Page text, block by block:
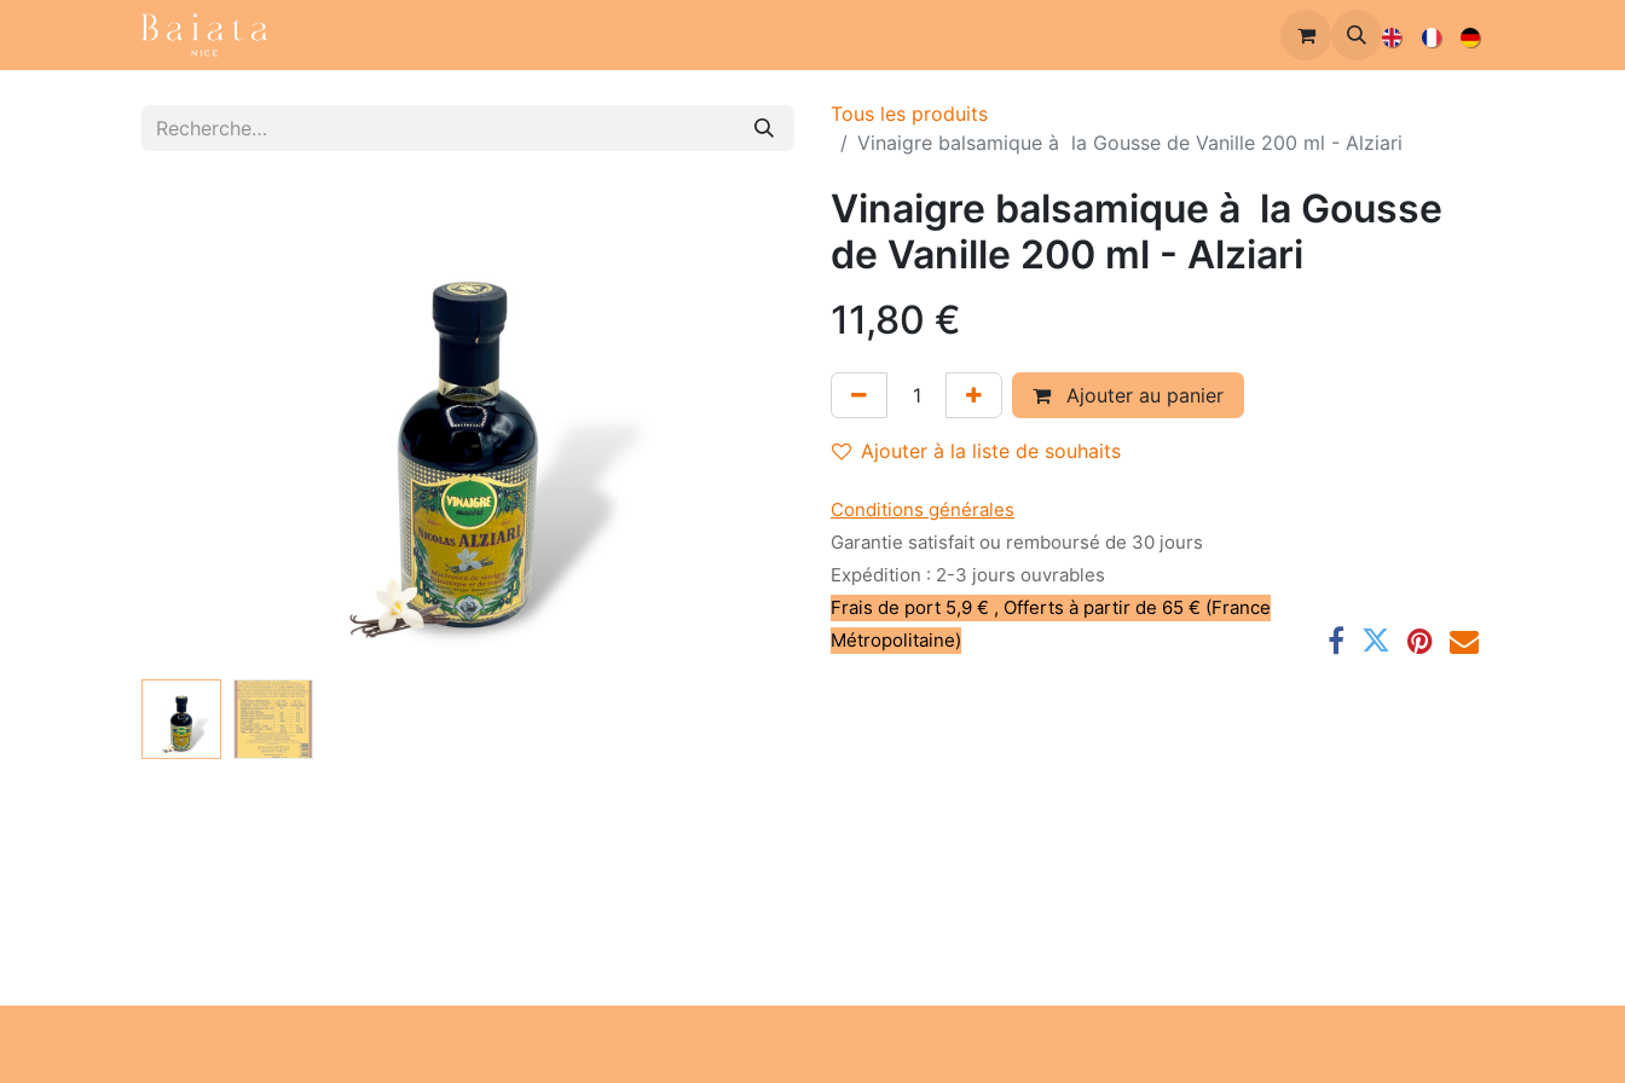
Tous les produits
Vinaigre balsamique à la Gousse de Vanille 200 ml - Alziari
Vinaigre balsamique à la Gousse
de Vanille 200 ml - Alziari
11,80 €
Ajouter au panier
Ajouter à la liste de souhaits
Conditions générales
Garantie satisfait ou remboursé de 30 jours
Expédition : 2-3 jours ouvrables
Frais de port 5,9 € , Offerts à partir de 65 € (France
Métropolitaine)